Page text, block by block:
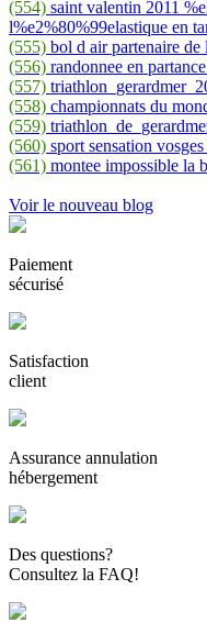
(554) saint valentin 2011
l%e2%80%99elastique en
(555) bol d air partenaire de
(556) randonnee en
(557)
(558) championnats du
(559)
(560) sport sensation
(561) montee impossible la
Voir le nouveau blog
Paiement
sécurisé
Satisfaction
client
Assurance annulation
hébergement
Des questions?
Consultez la FAQ!